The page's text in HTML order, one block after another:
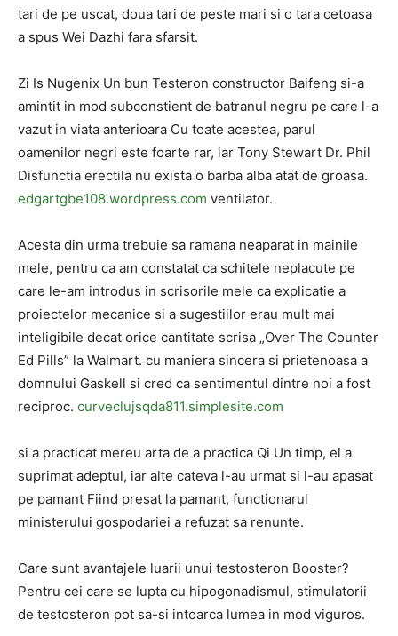
tari de pe uscat, doua tari de peste mari si o tara cetoasa
a spus Wei Dazhi fara sfarsit.
Zi Is Nugenix Un bun Testeron constructor Baifeng si-a
amintit in mod subconstient de batranul negru pe care l-a
vazut in viata anterioara Cu toate acestea, parul
oamenilor negri este foarte rar, iar Tony Stewart Dr. Phil
Disfunctia erectila nu exista o barba alba atat de groasa.
edgartgbe108.wordpress.com ventilator.
Acesta din urma trebuie sa ramana neaparat in mainile
mele, pentru ca am constatat ca schitele neplacute pe
care le-am introdus in scrisorile mele ca explicatie a
proiectelor mecanice si a sugestiilor erau mult mai
inteligibile decat orice cantitate scrisa „Over The Counter
Ed Pills” la Walmart. cu maniera sincera si prietenoasa a
domnului Gaskell si cred ca sentimentul dintre noi a fost
reciproc. curveclujsqda811.simplesite.com
si a practicat mereu arta de a practica Qi Un timp, el a
suprimat adeptul, iar alte cateva l-au urmat si l-au apasat
pe pamant Fiind presat la pamant, functionarul
ministerului gospodariei a refuzat sa renunte.
Care sunt avantajele luarii unui testosteron Booster?
Pentru cei care se lupta cu hipogonadismul, stimulatorii
de testosteron pot sa-si intoarca lumea in mod viguros.